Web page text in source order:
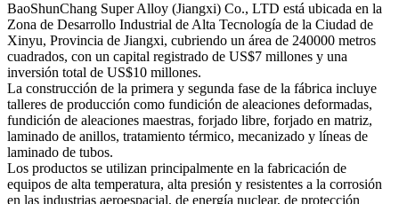
BaoShunChang Super Alloy (Jiangxi) Co., LTD está ubicada en la
Zona de Desarrollo Industrial de Alta Tecnología de la Ciudad de
Xinyu, Provincia de Jiangxi, cubriendo un área de 240000 metros
cuadrados, con un capital registrado de US$7 millones y una
inversión total de US$10 millones.
La construcción de la primera y segunda fase de la fábrica incluye
talleres de producción como fundición de aleaciones deformadas,
fundición de aleaciones maestras, forjado libre, forjado en matriz,
laminado de anillos, tratamiento térmico, mecanizado y líneas de
laminado de tubos.
Los productos se utilizan principalmente en la fabricación de
equipos de alta temperatura, alta presión y resistentes a la corrosión
en las industrias aeroespacial, de energía nuclear, de protección